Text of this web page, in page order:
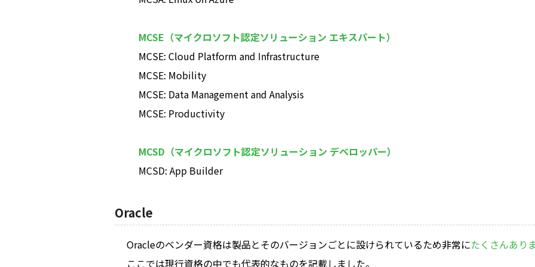
MCSE（マイクロソフト認定ソリューション エキスパート）
MCSE: Cloud Platform and Infrastructure
MCSE: Mobility
MCSE: Data Management and Analysis
MCSE: Productivity
MCSD（マイクロソフト認定ソリューション デベロッパー）
MCSD: App Builder
Oracle
Oracleのベンダー資格は製品とそのバージョンごとに設けられているため非常にたくさんあり
ここでは現行資格の中でも代表的なものを記載しました。